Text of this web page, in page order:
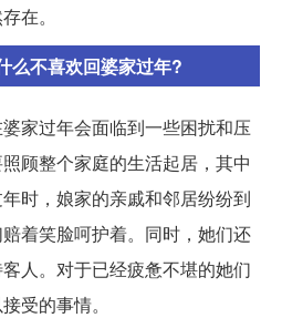
在。
么不喜欢回婆家过年?
家过年会面临到一些困扰和压
顾整个家庭的生活起居，其中
时，娘家的亲戚和邻居纷纷到
着笑脸呵护着。同时，她们还
人。对于已经疲惫不堪的她们
受的事情。